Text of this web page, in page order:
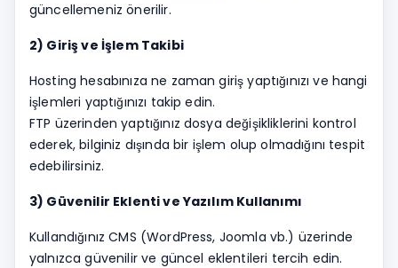
güncellemeniz önerilir.
2) Giriş ve İşlem Takibi
Hosting hesabınıza ne zaman giriş yaptığınızı ve hangi
işlemleri yaptığınızı takip edin.
FTP üzerinden yaptığınız dosya değişikliklerini kontrol
ederek, bilginiz dışında bir işlem olup olmadığını tespit
edebilirsiniz.
3) Güvenilir Eklenti ve Yazılım Kullanımı
Kullandığınız CMS (WordPress, Joomla vb.) üzerinde
yalnızca güvenilir ve güncel eklentileri tercih edin.